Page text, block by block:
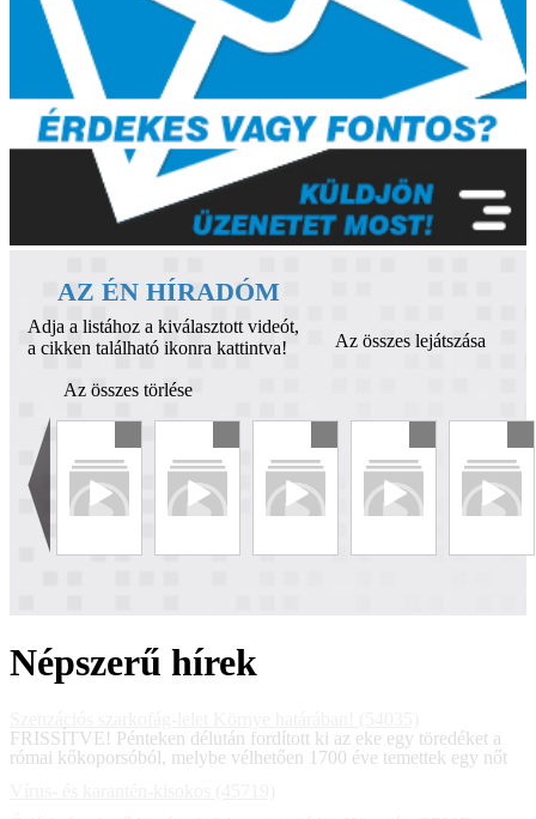
AZ ÉN HÍRADÓM
Adja a listához a kiválasztott videót,
a cikken található ikonra kattintva!
Az összes lejátszása
Az összes törlése
Népszerű hírek
FRISSÍTVE! Pénteken délután fordított ki az eke egy töredéket a
római kőkoporsóból, melybe vélhetően 1700 éve temettek egy nőt